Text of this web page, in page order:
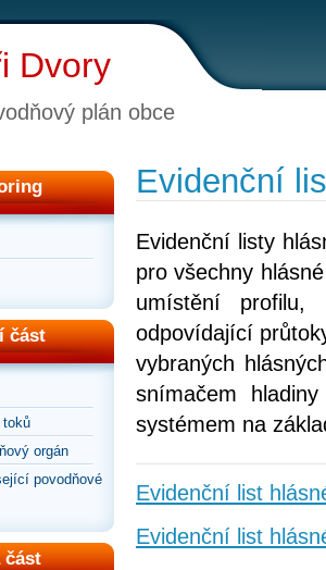
Dvory
plán obce
část
toků
orgán
povodňové
část
Evidenční
Evidenční listy
pro všechny
umístění
odpovídající
vybraných
snímačem
systémem na
Evidenční list
Evidenční list